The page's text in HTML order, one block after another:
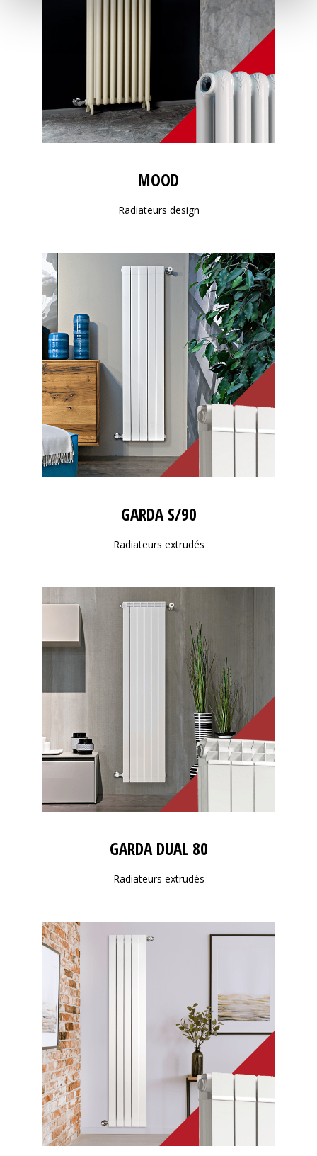
MOOD
Radiateurs design
GARDA S/90
Radiateurs extrudés
GARDA DUAL 80
Radiateurs extrudés